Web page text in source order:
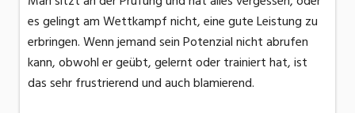
es gelingt am Wettkampf nicht, eine gute Leistung zu
erbringen. Wenn jemand sein Potenzial nicht abrufen
kann, obwohl er geübt, gelernt oder trainiert hat, ist
das sehr frustrierend und auch blamierend.